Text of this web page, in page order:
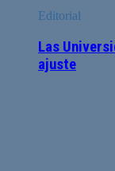
Editorial
Las
ajuste